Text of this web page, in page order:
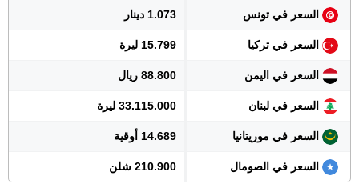
السعر في تونس 1.073 دينار
السعر في تركيا 15.799 ليرة
السعر في اليمن 88.800 ريال
السعر في لبنان 33.115.000 ليرة
السعر في موريتانيا 14.689 أوقية
السعر في الصومال 210.900 شلن